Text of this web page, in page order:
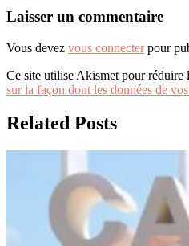
Laisser un commentaire
Vous devez vous connecterpour
Ce site utilise Akismet pour réduire
sur la façon dont les données de
Related Posts